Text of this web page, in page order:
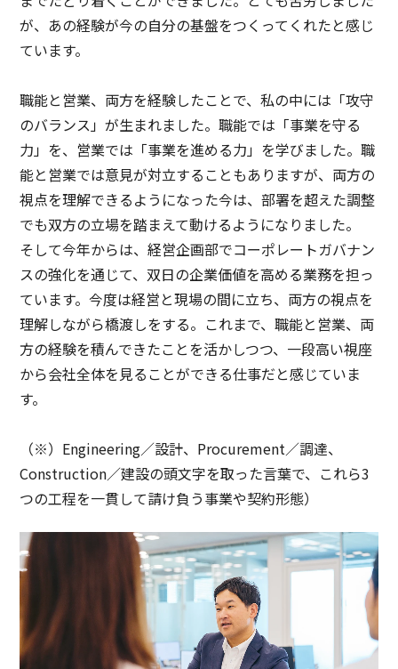
が、あの経験が今の自分の基盤をつくってくれたと感じ
ています。
職能と営業、両方を経験したことで、私の中には「攻守
のバランス」が生まれました。職能では「事業を守る
力」を、営業では「事業を進める力」を学びました。職
能と営業では意見が対立することもありますが、両方の
視点を理解できるようになった今は、部署を超えた調整
でも双方の立場を踏まえて動けるようになりました。
そして今年からは、経営企画部でコーポレートガバナン
スの強化を通じて、双日の企業価値を高める業務を担っ
ています。今度は経営と現場の間に立ち、両方の視点を
理解しながら橋渡しをする。これまで、職能と営業、両
方の経験を積んできたことを活かしつつ、一段高い視座
から会社全体を見ることができる仕事だと感じていま
す。
（※）Engineering／設計、Procurement／調達、
Construction／建設の頭文字を取った言葉で、これら3
つの工程を一貫して請け負う事業や契約形態）